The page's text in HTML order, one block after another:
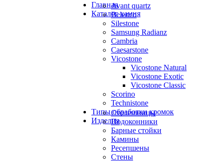
Главная
Каталог камня
Avant quartz
Belenco
Silestone
Samsung Radianz
Сambria
Сaesarstone
Vicostone
Vicostone Natural
Vicostone Exotic
Vicostone Classic
Scorino
Technistone
Типы обработки кромок
Изделия
Столешницы
Подоконники
Барные стойки
Камины
Ресепшены
Стены